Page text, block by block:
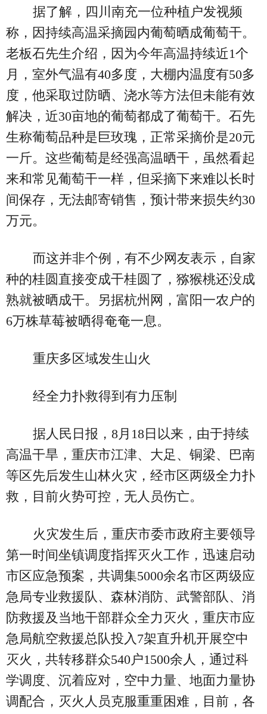
据了解，四川南充一位种植户发视频
称，因持续高温采摘园内葡萄晒成葡萄干。
老板石先生介绍，因为今年高温持续近1个
月，室外气温有40多度，大棚内温度有50多
度，他采取过防晒、浇水等方法但未能有效
解决，近30亩地的葡萄都成了葡萄干。石先
生称葡萄品种是巨玫瑰，正常采摘价是20元
一斤。这些葡萄是经强高温晒干，虽然看起
来和常见葡萄干一样，但采摘下来难以长时
间保存，无法邮寄销售，预计带来损失约30
万元。
而这并非个例，有不少网友表示，自家
种的桂圆直接变成干桂圆了，猕猴桃还没成
熟就被晒成干。另据杭州网，富阳一农户的
6万株草莓被晒得奄奄一息。
重庆多区域发生山火
经全力扑救得到有力压制
据人民日报，8月18日以来，由于持续
高温干旱，重庆市江津、大足、铜梁、巴南
等区先后发生山林火灾，经市区两级全力扑
救，目前火势可控，无人员伤亡。
火灾发生后，重庆市委市政府主要领导
第一时间坐镇调度指挥灭火工作，迅速启动
市区应急预案，共调集5000余名市区两级应
急局专业救援队、森林消防、武警部队、消
防救援及当地干部群众全力灭火，重庆市应
急局航空救援总队投入7架直升机开展空中
灭火，共转移群众540户1500余人，通过科
学调度、沉着应对，空中力量、地面力量协
调配合，灭火人员克服重重困难，目前，各